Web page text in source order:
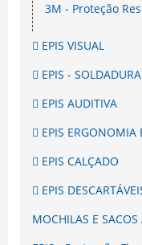
3M - Proteção
EPIS VISUAL
EPIS - SOLDADURA
EPIS AUDITIVA
EPIS
EPIS CALÇADO
EPIS
MOCHILAS E